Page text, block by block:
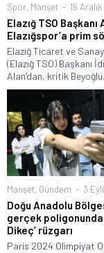
Spor, Manşet 15
Elazığ TSO Başkanı
Elazığspor’a prim
Elazığ Ticaret ve
(Elazığ TSO) Başkanı
Alan’dan, kritik
Manşet, Gündem 3
Doğu Anadolu
gerçek poligonunda
Dikeç’ rüzgarı
Paris 2024 Olimpiyat